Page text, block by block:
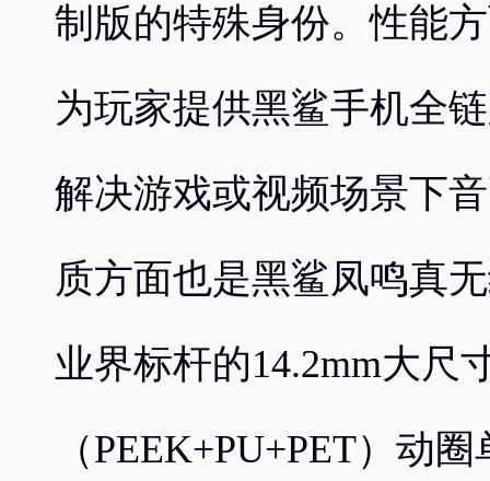
制版的特殊身份。性能
为玩家提供黑鲨手机全
解决游戏或视频场景下
质方面也是黑鲨凤鸣真
业界标杆的14.2mm大尺
（PEEK+PU+PET）动